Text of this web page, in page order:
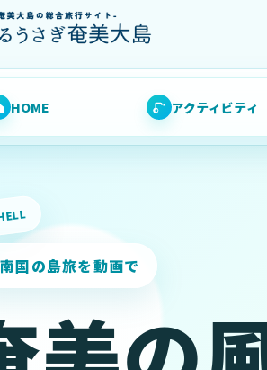
HOME アクティビティ
南国の島旅を動画で